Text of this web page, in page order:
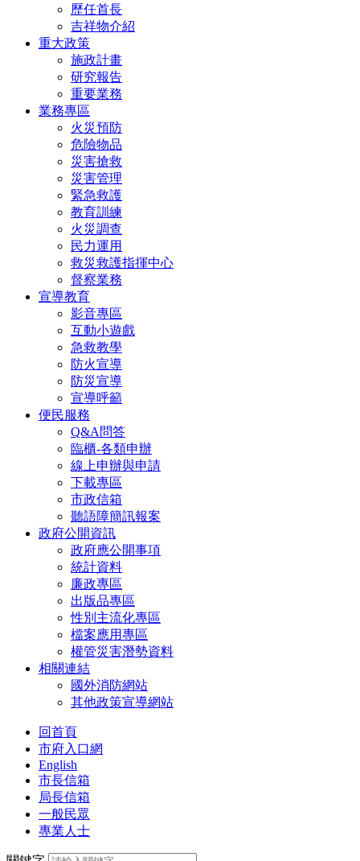
歷任首長
吉祥物介紹
重大政策
施政計畫
研究報告
重要業務
業務專區
火災預防
危險物品
災害搶救
災害管理
緊急救護
教育訓練
火災調查
民力運用
救災救護指揮中心
督察業務
宣導教育
影音專區
互動小遊戲
急救教學
防火宣導
防災宣導
宣導呼籲
便民服務
Q&A問答
臨櫃-各類申辦
線上申辦與申請
下載專區
市政信箱
聽語障簡訊報案
政府公開資訊
政府應公開事項
統計資料
廉政專區
出版品專區
性別主流化專區
檔案應用專區
權管災害潛勢資料
相關連結
國外消防網站
其他政策宣導網站
回首頁
市府入口網
English
市長信箱
局長信箱
一般民眾
專業人士